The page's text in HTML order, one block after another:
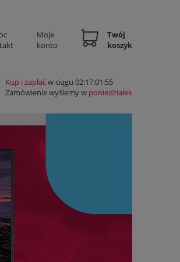
Moje
konto
Twój
koszyk
Kup i zapłaćw ciągu 02:17:01:54
Zamówienie wyślemy w poniedziałek